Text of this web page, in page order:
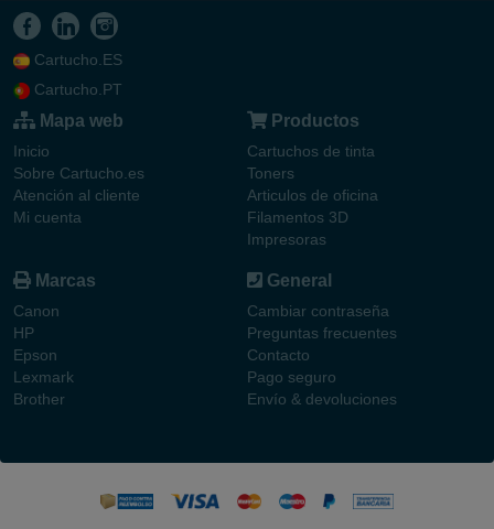
Cartucho.ES
Cartucho.PT
Mapa web
Inicio
Sobre Cartucho.es
Atención al cliente
Mi cuenta
Productos
Cartuchos de tinta
Toners
Articulos de oficina
Filamentos 3D
Impresoras
Marcas
Canon
HP
Epson
Lexmark
Brother
General
Cambiar contraseña
Preguntas frecuentes
Contacto
Pago seguro
Envío & devoluciones